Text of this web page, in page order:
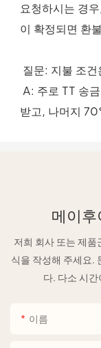
요청하시는 경
이 확정되면 환
질문: 지불 조
받고, 나머지
메이
저희 회사 또는 제
식을 작성해 주세요.
다. 다소 시
이름